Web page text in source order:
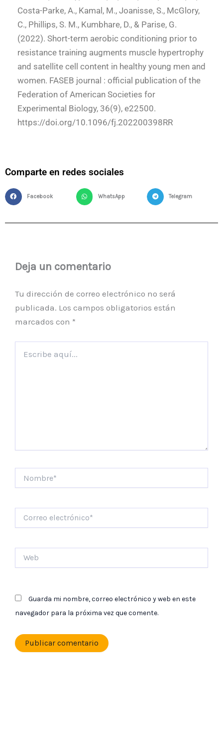
Costa-Parke, A., Kamal, M., Joanisse, S., McGlory,
C., Phillips, S. M., Kumbhare, D., & Parise, G.
(2022). Short-term aerobic conditioning prior to
resistance training augments muscle hypertrophy
and satellite cell content in healthy young men and
women. FASEB journal : official publication of the
Federation of American Societies for
Experimental Biology, 36(9), e22500.
https://doi.org/10.1096/fj.202200398RR
Comparte en redes sociales
Facebook WhatsApp Telegram
Deja un comentario
Tu dirección de correo electrónico no será
publicada. Los campos obligatorios están
marcados con *
aquí...
electrónico*
Guarda mi nombre, correo electrónico y web en este
navegador para la próxima vez que comente.